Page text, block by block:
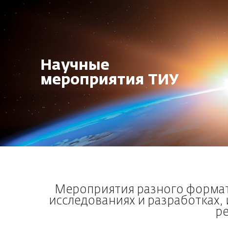
Научные
мероприятия ТИУ
Мероприятия разного
исследованиях и